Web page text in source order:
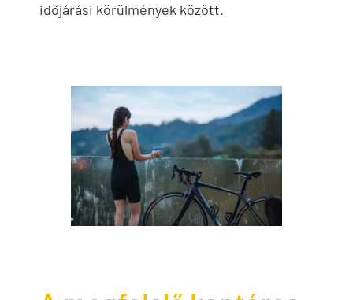
időjárási körülmények között.